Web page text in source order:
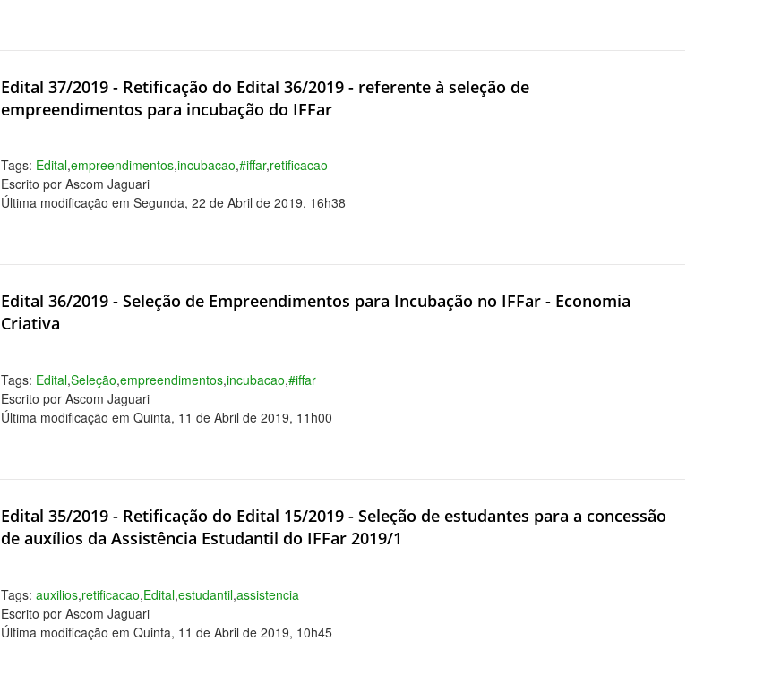
Edital 37/2019 - Retificação do Edital 36/2019 - referente à seleção de
empreendimentos para incubação do IFFar
Tags: Edital,empreendimentos,incubacao,#iffar,retificacao
Escrito por Ascom Jaguari
Última modificação em Segunda, 22 de Abril de 2019, 16h38
Edital 36/2019 - Seleção de Empreendimentos para Incubação no IFFar - Economia
Criativa
Tags: Edital,Seleção,empreendimentos,incubacao,#iffar
Escrito por Ascom Jaguari
Última modificação em Quinta, 11 de Abril de 2019, 11h00
Edital 35/2019 - Retificação do Edital 15/2019 - Seleção de estudantes para a concessão
de auxílios da Assistência Estudantil do IFFar 2019/1
Tags:auxilios,retificacao,Edital,estudantil,assistencia
Escrito por Ascom Jaguari
Última modificação em Quinta, 11 de Abril de 2019, 10h45